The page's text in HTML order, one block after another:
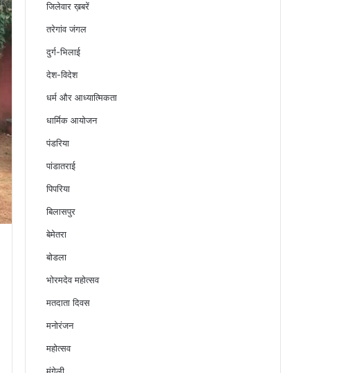
जिलेवार ख़बरें
तरेगांव जंगल
दुर्ग-भिलाई
देश-विदेश
धर्म और आध्यात्मिकता
धार्मिक आयोजन
पंडरिया
पांडातराई
पिपरिया
बिलासपुर
बेमेतरा
बोडला
भोरमदेव महोत्सव
मतदाता दिवस
मनोरंजन
महोत्सव